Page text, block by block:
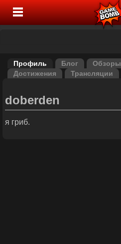
Профиль Блог Обзоры
Достижения
Трансляции
doberden
я гриб.